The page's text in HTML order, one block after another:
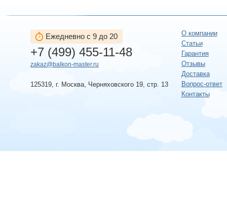
Ежедневно с 9 до 20
+7 (499) 455-11-48
zakaz@balkon-master.ru
125319, г. Москва, Черняховского 19, стр. 13
О компании
Статьи
Гарантия
Отзывы
Доставка
Вопрос-ответ
Контакты